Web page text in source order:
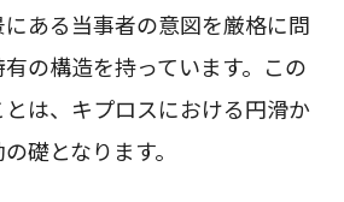
ある当事者の意図を厳格に問
の構造を持っています。この
は、キプロスにおける円滑か
礎となります。